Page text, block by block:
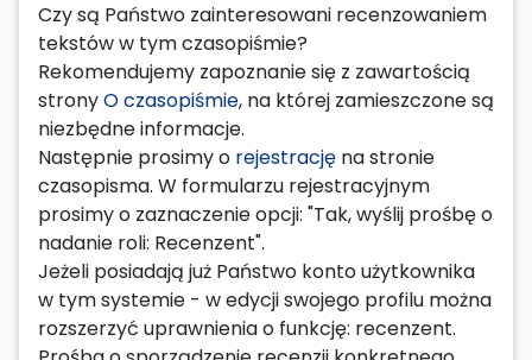
Czy są Państwo zainteresowani recenzowaniem
tekstów w tym czasopiśmie?
Rekomendujemy zapoznanie się z zawartością
stronyO czasopiśmie, na której zamieszczone są
niezbędne informacje.
Następnie prosimy o rejestrację na stronie
czasopisma. W formularzu rejestracyjnym
prosimy o zaznaczenie opcji: "Tak, wyślij prośbę o
nadanie roli: Recenzent".
Jeżeli posiadają już Państwo konto użytkownika
w tym systemie - w edycji swojego profilu można
rozszerzyć uprawnienia o funkcję: recenzent.